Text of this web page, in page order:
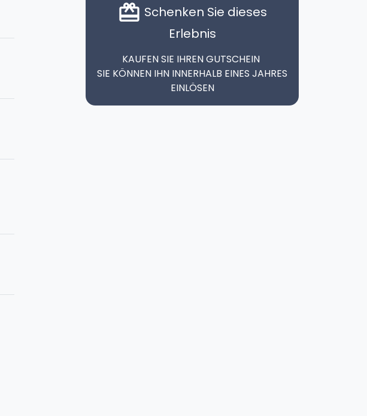
card_giftcard Schenken Sie dieses
Erlebnis
KAUFEN SIE IHREN GUTSCHEIN
SIE KÖNNEN IHN INNERHALB EINES JAHRES
EINLÖSEN